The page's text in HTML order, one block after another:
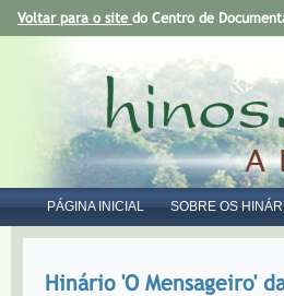
PÁGINA INICIAL SOBRE OS
Voltar para o site do Centro de
Hinário 'O Mensageiro'